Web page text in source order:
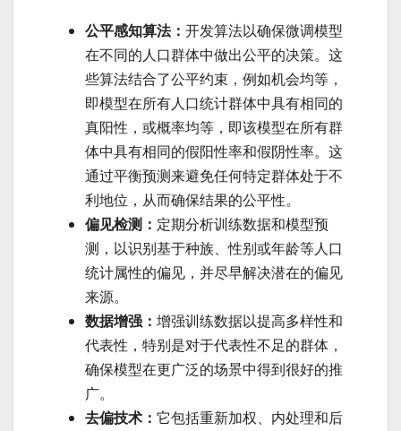
公平感知算法： 开发算法以确保微调模型
在不同的人口群体中做出公平的决策。这
些算法结合了公平约束，例如机会均等，
即模型在所有人口统计群体中具有相同的
真阳性，或概率均等，即该模型在所有群
体中具有相同的假阳性率和假阴性率。这
通过平衡预测来避免任何特定群体处于不
利地位，从而确保结果的公平性。
偏见检测： 定期分析训练数据和模型预
测，以识别基于种族、性别或年龄等人口
统计属性的偏见，并尽早解决潜在的偏见
来源。
数据增强： 增强训练数据以提高多样性和
代表性，特别是对于代表性不足的群体，
确保模型在更广泛的场景中得到很好的推
广。
去偏技术： 它包括重新加权、内处理和后